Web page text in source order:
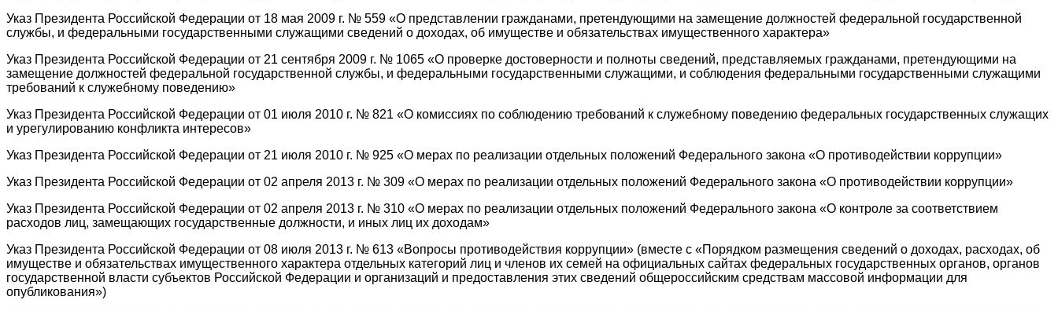
Указ Президента Российской Федерации от 18 мая 2009 г. № 559 «О представлении гражданами, претендующими на замещение должностей федеральной государственной
службы, и федеральными государственными служащими сведений о доходах, об имуществе и обязательствах имущественного характера»
Указ Президента Российской Федерации от 21 сентября 2009 г. № 1065 «О проверке достоверности и полноты сведений, представляемых гражданами, претендующими на
замещение должностей федеральной государственной службы, и федеральными государственными служащими, и соблюдения федеральными государственными служащими
требований к служебному поведению»
Указ Президента Российской Федерации от 01 июля 2010 г. № 821 «О комиссиях по соблюдению требований к служебному поведению федеральных государственных служащих
и урегулированию конфликта интересов»
Указ Президента Российской Федерации от 21 июля 2010 г. № 925 «О мерах по реализации отдельных положений Федерального закона «О противодействии коррупции»
Указ Президента Российской Федерации от 02 апреля 2013 г. № 309 «О мерах по реализации отдельных положений Федерального закона «О противодействии коррупции»
Указ Президента Российской Федерации от 02 апреля 2013 г. № 310 «О мерах по реализации отдельных положений Федерального закона «О контроле за соответствием
расходов лиц, замещающих государственные должности, и иных лиц их доходам»
Указ Президента Российской Федерации от 08 июля 2013 г. № 613 «Вопросы противодействия коррупции» (вместе с «Порядком размещения сведений о доходах, расходах, об
имуществе и обязательствах имущественного характера отдельных категорий лиц и членов их семей на официальных сайтах федеральных государственных органов, органов
государственной власти субъектов Российской Федерации и организаций и предоставления этих сведений общероссийским средствам массовой информации для
опубликования»)